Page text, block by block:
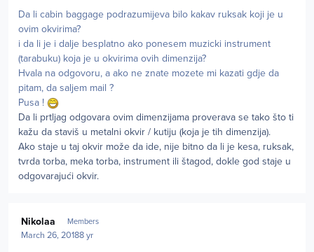
Da li cabin baggage podrazumijeva bilo kakav ruksak koji je u
ovim okvirima?
i da li je i dalje besplatno ako ponesem muzicki instrument
(tarabuku) koja je u okvirima ovih dimenzija?
Hvala na odgovoru, a ako ne znate mozete mi kazati gdje da
pitam, da saljem mail ?
Pusa !
Da li prtljag odgovara ovim dimenzijama proverava se tako što ti
kažu da staviš u metalni okvir / kutiju (koja je tih dimenzija).
Ako staje u taj okvir može da ide, nije bitno da li je kesa, ruksak,
tvrda torba, meka torba, instrument ili štagod, dokle god staje u
odgovarajući okvir.
Nikolaa Members
March 26, 20188 yr